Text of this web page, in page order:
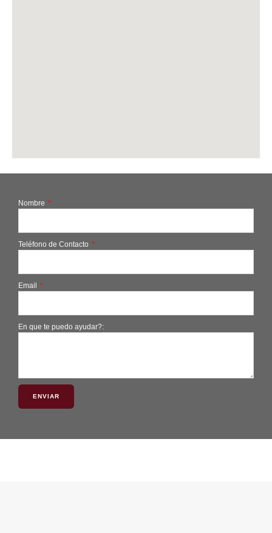
Nombre
Teléfono de Contacto
Email
En que te puedo ayudar?:
ENVIAR